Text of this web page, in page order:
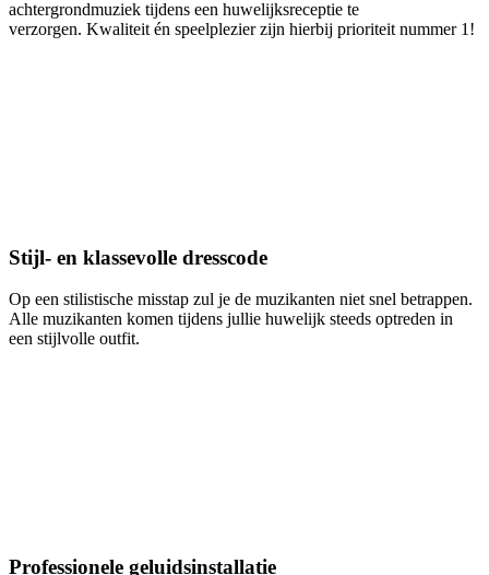
achtergrondmuziek tijdens een huwelijksreceptie te
verzorgen. Kwaliteit én speelplezier zijn hierbij prioriteit nummer 1!
Stijl- en klassevolle dresscode
Op een stilistische misstap zul je de muzikanten niet snel betrappen.
Alle muzikanten komen tijdens jullie huwelijk steeds optreden in
een stijlvolle outfit.
Professionele geluidsinstallatie